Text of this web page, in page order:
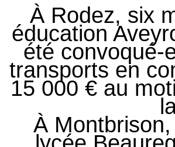
À Rodez, six
éducation
été convoqué-
transports en
15 000 € au
À